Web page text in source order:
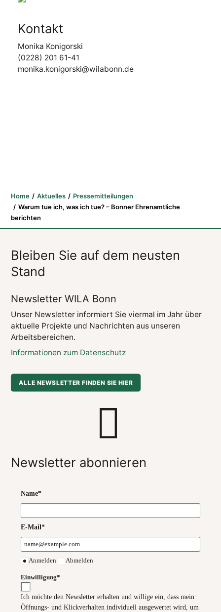
Kontakt
Monika Konigorski
(0228) 201 61-41
monika.konigorski@wilabonn.de
Home Aktuelles
Pressemitteilungen
Warum tue ich, was ich tue? – Bonner Ehrenamtliche
berichten
Bleiben Sie auf dem neusten
Stand
Newsletter WILA Bonn
Unser Newsletter informiert Sie viermal im Jahr über
aktuelle Projekte und Nachrichten aus unseren
Arbeitsbereichen.
Informationen zum Datenschutz
ALLE NEWSLETTER FINDEN SIE HIER
Newsletter abonnieren
Name*
E-Mail*
Anmelden Abmelden
Einwilligung*
Ich möchte den Newsletter erhalten und willige ein, dass mein
Öffnungs- und Klickverhalten individuell ausgewertet wird, um